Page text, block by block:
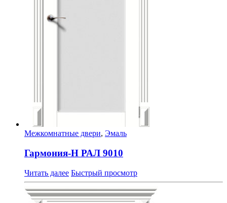
Межкомнатные двери, Эмаль
Гармония-Н РАЛ 9010
Читать далее Быстрый просмотр